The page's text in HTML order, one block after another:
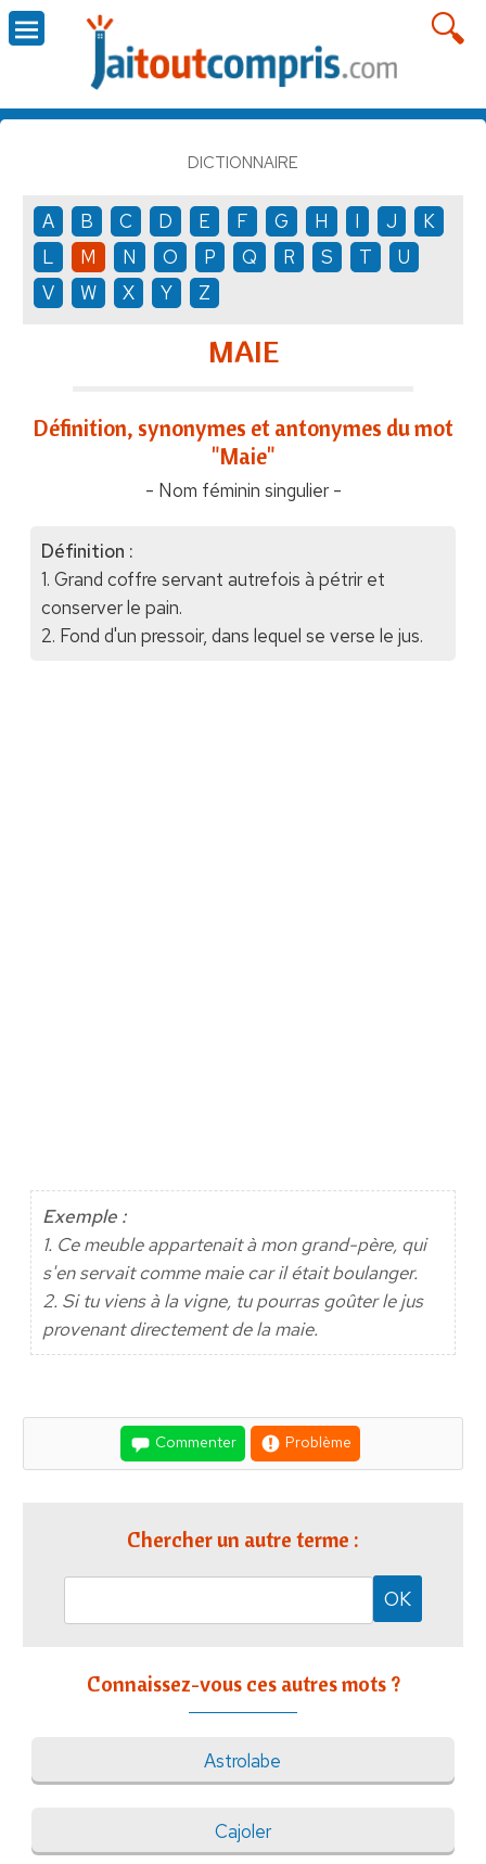
DICTIONNAIRE
A B C D E F G H I J
K
L
M N O P Q R S T
U
V
W X Y Z
MAIE
Définition, synonymes et antonymes du mot
"Maie"
- Nom féminin singulier -
Définition :
1. Grand coffre servant autrefois à pétrir et
conserver le pain.
2. Fond d'un pressoir, dans lequel se verse le jus.
Exemple :
1. Ce meuble appartenait à mon grand-père, qui
s'en servait comme maie car il était boulanger.
2. Si tu viens à la vigne, tu pourras goûter le jus
provenant directement de la maie.
Commenter Problème
Chercher un autre terme :
Connaissez-vous ces autres mots ?
Astrolabe
Cajoler